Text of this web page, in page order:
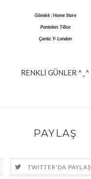
Gömlek : Home Store
Pantolon: T-Box
Çanta: Y- London
RENKLİ GÜNLER ^_^
PAYLAŞ
TWITTER'DA PAYLAŞ